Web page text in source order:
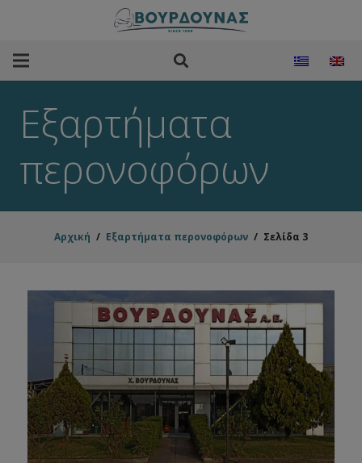
Εξαρτήματα
περονοφόρων
Αρχική / Εξαρτήματα περονοφόρων / Σελίδα 3